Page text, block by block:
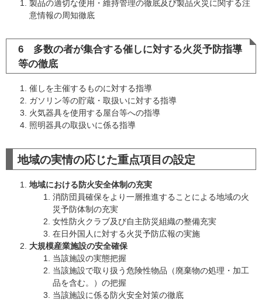
製品の適切な使用・維持管理の徹底及び製品火災に関する注
意情報の周知徹底
6 多数の者が集合する催しに対する火災予防指導
等の徹底
催しを主催するものに対する指導
ガソリン等の貯蔵・取扱いに対する指導
火気器具を使用する屋台等への指導
照明器具の取扱いに係る指導
地域の実情の応じた重点項目の設定
地域における防火安全体制の充実
消防団員確保をより一層推進することによる地域の火
災予防体制の充実
女性防火クラブ及び自主防災組織の整備充実
在日外国人に対する火災予防広報の実施
大規模産業施設の安全確保
当該施設の実態把握
当該施設で取り扱う危険性物品（廃棄物の処理・加工
品を含む。）の把握
当該施設に係る防火安全対策の徹底